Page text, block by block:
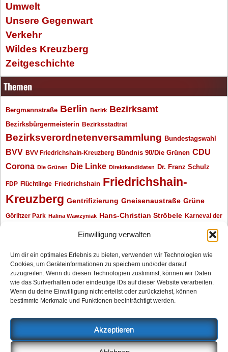
Einwilligung verwalten
Um dir ein optimales Erlebnis zu bieten, verwenden wir Technologien wie
Cookies, um Geräteinformationen zu speichern und/oder darauf
zuzugreifen. Wenn du diesen Technologien zustimmst, können wir Daten
wie das Surfverhalten oder eindeutige IDs auf dieser Website verarbeiten.
Wenn du deine Einwilligung nicht erteilst oder zurückziehst, können
bestimmte Merkmale und Funktionen beeinträchtigt werden.
Akzeptieren
Umwelt
Unsere Gegenwart
Verkehr
Wildes Kreuzberg
Zeitgeschichte
Themen
Bergmannstraße Berlin Bezirk Bezirksamt
Bezirksbürgermeisterin Bezirksstadtrat
Bezirksverordnetenversammlung Bundestagswahl
BVV BVV Friedrichshain-Kreuzberg Bündnis 90/Die Grünen CDU
Corona Die Grünen Die Linke Direktkandidaten Dr. Franz Schulz
FDP Flüchtlinge Friedrichshain Friedrichshain-
Kreuzberg Gentrifizierung Gneisenaustraße Grüne
Görlitzer Park Halina Wawzyniak Hans-Christian Ströbele Karneval der
Neukölln Oliver Nöll Oranienplatz Piraten Piratenpartei Polizeimeldungen
Redaktionsgespräch Senat SPD
Archiv
Archiv
Impressum